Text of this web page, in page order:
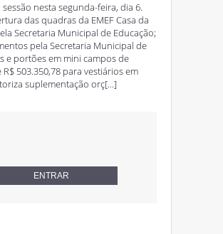
nesta segunda-feira, dia 6.
das quadras da EMEF Casa da
Secretaria Municipal de Educação;
pela Secretaria Municipal de
e portões em mini campos de
503.350,78 para vestiários em
suplementação orç[...]